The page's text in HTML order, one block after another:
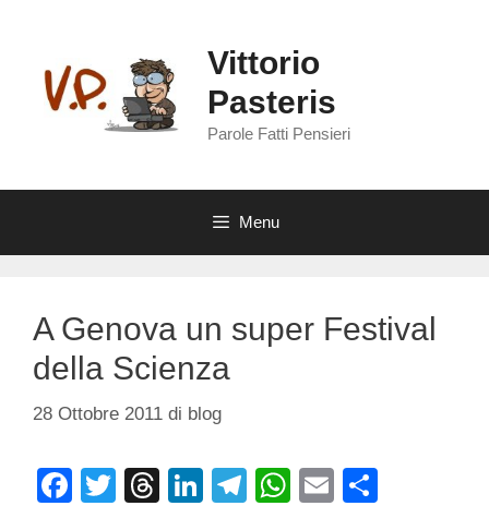
contenuto
Vittorio
Pasteris
Parole Fatti Pensieri
Menu
A Genova un super Festival
della Scienza
28 Ottobre 2011 di blog
F
T
T
Li
T
W E